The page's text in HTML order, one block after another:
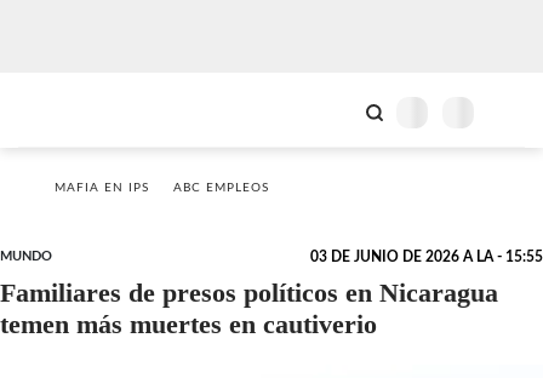
MAFIA EN IPS ABC EMPLEOS
MUNDO 03 DE JUNIO DE 2026 A LA - 15:55
Familiares de presos políticos en Nicaragua
temen más muertes en cautiverio